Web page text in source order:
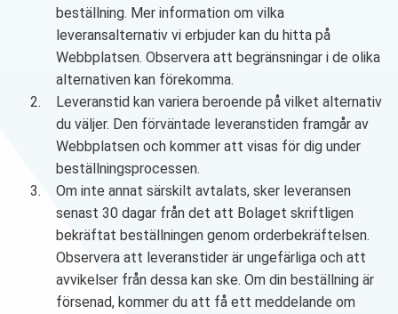
beställning. Mer information om vilka
leveransalternativ vi erbjuder kan du hitta på
Webbplatsen. Observera att begränsningar i de olika
alternativen kan förekomma.
Leveranstid kan variera beroende på vilket alternativ
du väljer. Den förväntade leveranstiden framgår av
Webbplatsen och kommer att visas för dig under
beställningsprocessen.
Om inte annat särskilt avtalats, sker leveransen
senast 30 dagar från det att Bolaget skriftligen
bekräftat beställningen genom orderbekräftelsen.
Observera att leveranstider är ungefärliga och att
avvikelser från dessa kan ske. Om din beställning är
försenad, kommer du att få ett meddelande om